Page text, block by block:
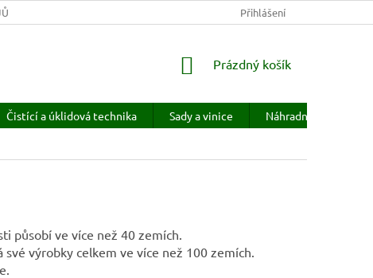
PRODÁVANÉ ZNAČKY
Přihlášení
NÁKUPNÍ
Prázdný košík
Čistící a úklidová technika Sady a vinice Náhradní díly
působí ve více než 40 zemích.
výrobky celkem ve více než 100 zemích.